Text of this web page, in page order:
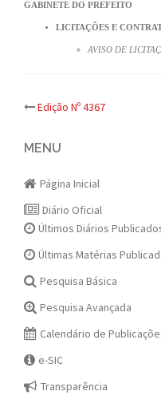
GABINETE DO PREFEITO
LICITAÇÕES E
AVISO DE
Post
Edição Nº 4367
MENU
Página Inicial
Diário Oficial
Últimos Diários
Últimas Matérias
Pesquisa Básica
Pesquisa Avançada
Calendário de
e-SIC
Transparência